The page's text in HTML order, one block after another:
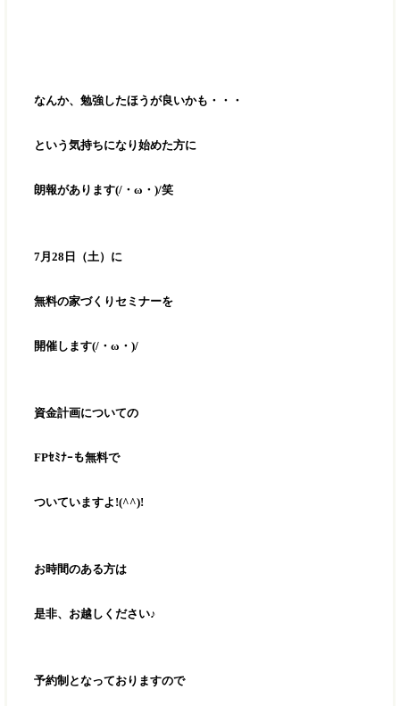
なんか、勉強したほうが良いかも・・・
という気持ちになり始めた方に
朗報があります(/・ω・)/笑
7月28日（土）に
無料の家づくりセミナーを
開催します(/・ω・)/
資金計画についての
FPｾﾐﾅｰも無料で
ついていますよ!(^^)!
お時間のある方は
是非、お越しください♪
予約制となっておりますので